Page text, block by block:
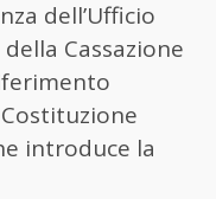
dell’Ufficio
Cassazione
introduce la